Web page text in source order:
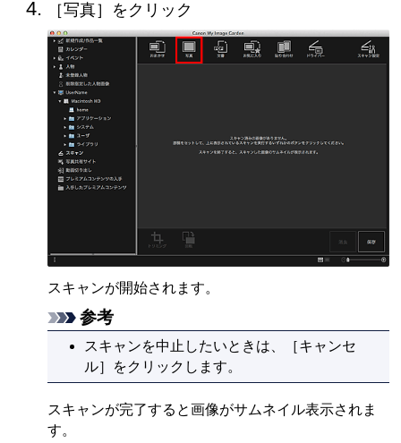
［写真］をクリック
スキャンが開始されます。
参考
スキャンを中止したいときは、［キャンセ
ル］をクリックします。
スキャンが完了すると画像がサムネイル表示されま
す。